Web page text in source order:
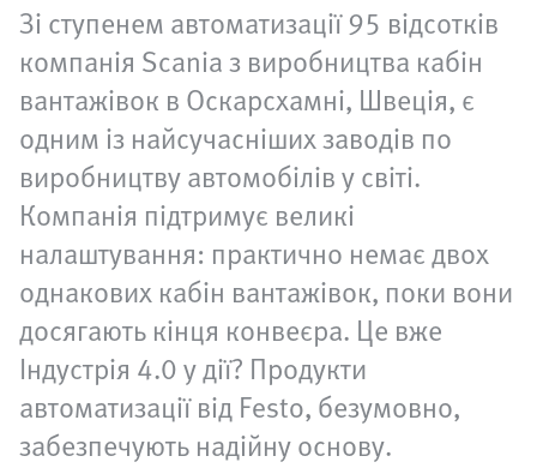
Зі ступенем автоматизації 95 відсотків
компанія Scania з виробництва кабін
вантажівок в Оскарсхамні, Швеція, є
одним із найсучасніших заводів по
виробництву автомобілів у світі.
Компанія підтримує великі
налаштування: практично немає двох
однакових кабін вантажівок, поки вони
досягають кінця конвеєра. Це вже
Індустрія 4.0 у дії? Продукти
автоматизації від Festo, безумовно,
забезпечують надійну основу.